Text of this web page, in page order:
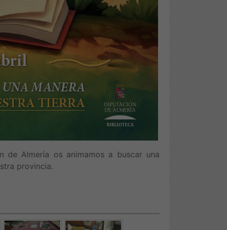
Almería os animamos a buscar una
provincia.